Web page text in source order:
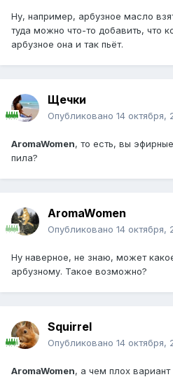
Ну, например, арбузное масло
туда можно что-то добавить, что
арбузное она и так пьёт.
Щечки
Опубликовано 14 октября,
AromaWomen, то есть, вы
пила?
AromaWomen
Опубликовано 14 октября,
Ну наверное, не знаю, может
арбузному. Такое возможно?
Squirrel
Опубликовано 14 октября,
AromaWomen, а чем плох